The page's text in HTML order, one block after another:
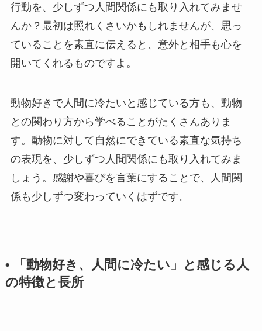
行動を、少しずつ人間関係にも取り入れてみませ
んか？最初は照れくさいかもしれませんが、思っ
ていることを素直に伝えると、意外と相手も心を
開いてくれるものですよ。
動物好きで人間に冷たいと感じている方も、動物
との関わり方から学べることがたくさんありま
す。動物に対して自然にできている素直な気持ち
の表現を、少しずつ人間関係にも取り入れてみま
しょう。感謝や喜びを言葉にすることで、人間関
係も少しずつ変わっていくはずです。
• 「動物好き、人間に冷たい」と感じる人
の特徴と長所